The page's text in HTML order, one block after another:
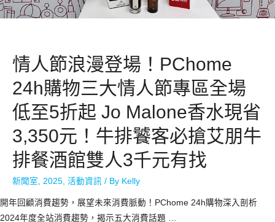
情人節浪漫登場！PChome
24h購物三大情人節專區全場
低至5折起 Jo Malone香水現省
3,350元！牛排饕客必搶艾朋牛
排餐酒館雙人3千元有找
新聞室 2025 活動資訊 / By Kelly
開年回顧消費趨勢，展望未來消費脈動！PChome 24h購物深入剖析
2024年度全站消費趨勢，揭示五大消費話題 …